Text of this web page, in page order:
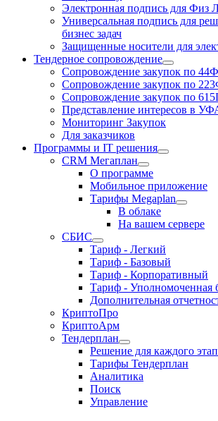
Электронная подпись для Физ
Универсальная подпись для
бизнес задач
Защищенные носители для
Тендерное сопровождение
Сопровождение закупок по
Сопровождение закупок по
Сопровождение закупок по
Представление интересов в
Мониторинг Закупок
Для заказчиков
Программы и IT решения
CRM Мегаплан
О программе
Мобильное приложение
Тарифы Megaplan
В облаке
На вашем сервере
СБИС
Тариф - Легкий
Тариф - Базовый
Тариф - Корпоративный
Тариф - Уполномоченная
Дополнительная
КриптоПро
КриптоАрм
Тендерплан
Решение для каждого
Тарифы Тендерплан
Аналитика
Поиск
Управление